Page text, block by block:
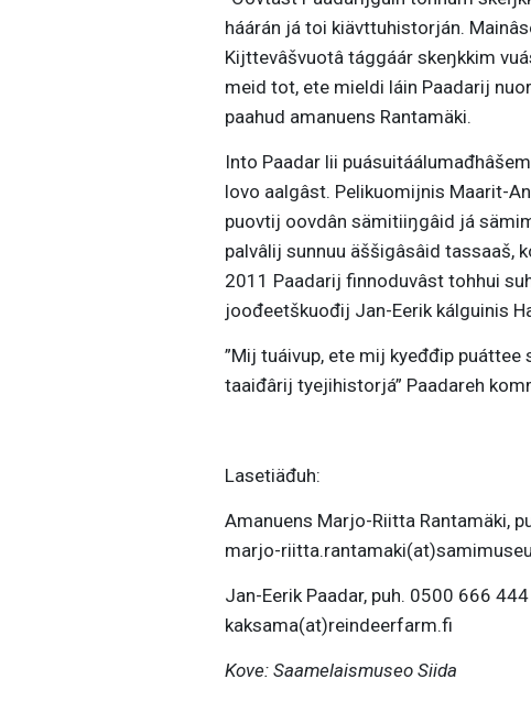
háárán já toi kiävttuhistorján.
Kijttevâšvuotâ tággáár skeŋkkim
meid tot, ete mieldi láin Paadarij
paahud amanuens Rantamäki.
Into Paadar lii
lovo aalgâst. Pelikuomijnis Maarit-
puovtij oovdân sämitiiŋgâid já
palvâlij sunnuu äššigâsâid tassaaš,
2011 Paadarij finnoduvâst tohhui
joođeetškuođij Jan-Eerik kálguinis
”Mij tuáivup, ete mij kyeđđip
taaiđârij tyejihistorjá” Paadareh
Lasetiäđuh:
Amanuens Marjo-Riitta Rantamäki,
marjo-
Jan-Eerik Paadar, puh. 0500 666 444
kaksama(at)reindeerfarm.fi
Kove: Saamelaismuseo Siida